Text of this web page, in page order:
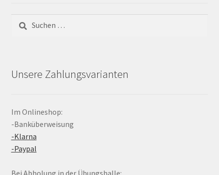
Suchen
nach:
Unsere Zahlungsvarianten
Im Onlineshop:
-Banküberweisung
-Klarna
-Paypal
Bei Abholung in der Übungshalle: